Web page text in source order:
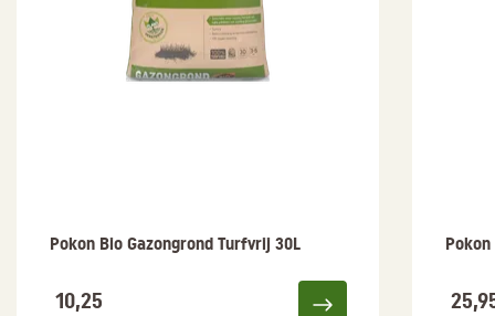
Pokon Bio Gazongrond Turfvrij 30L
10,25